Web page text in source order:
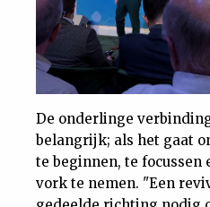
De onderlinge
belangrijk; als het gaat
te beginnen, te focussen
vork te nemen. "Een